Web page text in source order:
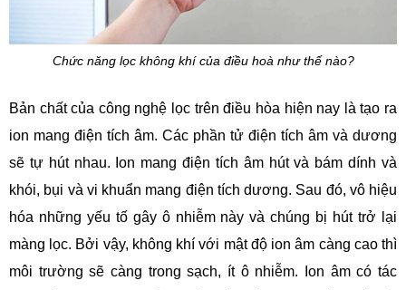
Chức năng lọc không khí của điều hoà như thế nào?
Bản chất của công nghệ lọc trên điều hòa hiện nay là tạo ra
ion mang điện tích âm. Các phần tử điện tích âm và dương
sẽ tự hút nhau. Ion mang điện tích âm hút và bám dính và
khói, bụi và vi khuẩn mang điện tích dương. Sau đó, vô hiệu
hóa những yếu tố gây ô nhiễm này và chúng bị hút trở lại
màng lọc. Bởi vậy, không khí với mật độ ion âm càng cao thì
môi trường sẽ càng trong sạch, ít ô nhiễm. Ion âm có tác